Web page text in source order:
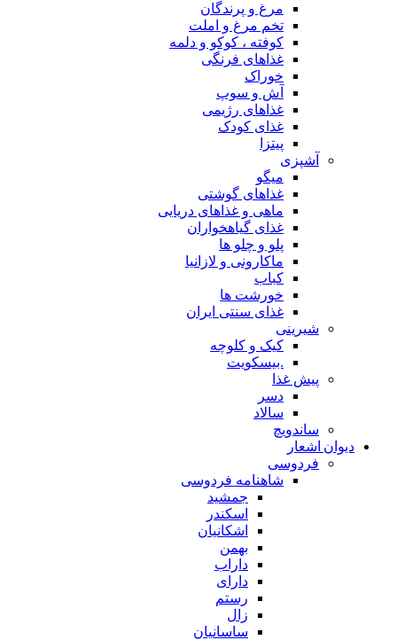
مرغ و پرندگان
تخم مرغ و املت
کوفته ، کوکو و دلمه
غذاهای فرنگی
خوراک
آش و سوپ
غذاهای رژیمی
غذای کودک
پیتزا
آشپزی
میگو
غذاهای گوشتی
ماهی و غذاهای دریایی
غذای گیاهخواران
پلو و چلو ها
ماکارونی و لازانیا
کباب
خورشت ها
غذای سنتی ایران
شیرینی
کیک و کلوچه
.بیسکویت
پیش غذا
دسر
سالاد
ساندویچ
دیوان اشعار
فردوسی
شاهنامه فردوسی
جمشید
اسکندر
اشکانیان
بهمن
داراب
دارای
رستم
زال
ساسانیان